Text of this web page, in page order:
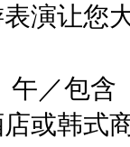
演让您
／包
或韩式